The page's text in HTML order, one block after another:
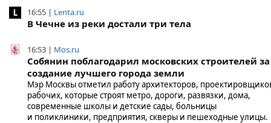
16:55 | Lenta.ru
В Чечне из реки достали три тела
16:53 | Mos.ru
Собянин поблагодарил московских строителей за
создание лучшего города земли
Мэр Москвы отметил работу архитекторов,
рабочих, которые строят метро, дороги, развязки, дома,
современные школы и детские сады, больницы
и поликлиники, предприятия, скверы и пешеходные улицы.